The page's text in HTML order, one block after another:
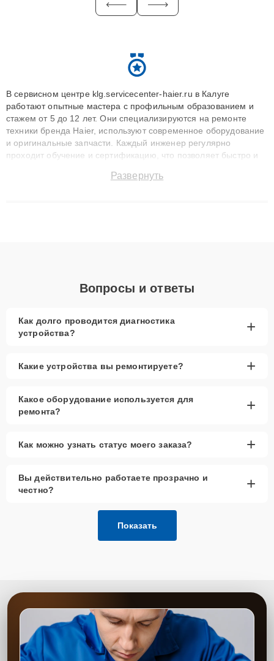
В сервисном центре klg.servicecenter-haier.ru в Калуге
работают опытные мастера с профильным образованием и
стажем от 5 до 12 лет. Они специализируются на ремонте
техники бренда Haier, используют современное оборудование
и оригинальные запчасти. Каждый инженер регулярно
проходит обучение и сертификацию, что позволяет быстро и
сохранением гарантии до 3 лет. Наши мастера решают
Развернуть
Вопросы и ответы
Как долго проводится диагностика
устройства?
+
Какие устройства вы ремонтируете? +
Какое оборудование используется для
ремонта?
+
Как можно узнать статус моего заказа? +
Вы действительно работаете прозрачно и
честно?
+
Показать